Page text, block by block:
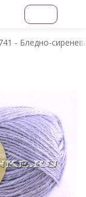
- Бледно-